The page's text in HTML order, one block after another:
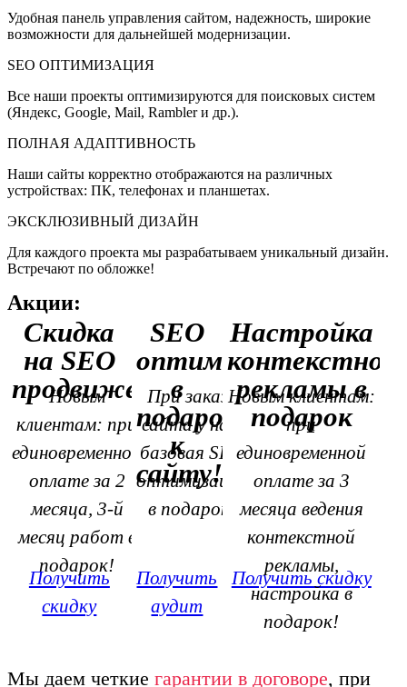
Удобная панель управления сайтом, надежность, широкие
возможности для дальнейшей модернизации.
SEO ОПТИМИЗАЦИЯ
Все наши проекты оптимизируются для поисковых систем
(Яндекс, Google, Mail, Rambler и др.).
ПОЛНАЯ АДАПТИВНОСТЬ
Наши сайты корректно отображаются на различных
устройствах: ПК, телефонах и планшетах.
ЭКСКЛЮЗИВНЫЙ ДИЗАЙН
Для каждого проекта мы разрабатываем уникальный дизайн.
Встречают по обложке!
Акции:
Скидка
на SEO
продвижение
Новым
клиентам: при
единовременной
оплате за 2
месяца, 3-й
месяц работ в
подарок!
Получить
скидку
SEO
оптимизация
в
подарок
к
сайту!
При заказе
сайта у нас,
базовая SEO
оптимизация
в подарок!
Получить
аудит
Настройка
контекстной
рекламы в
подарок
Новым клиентам:
при
единовременной
оплате за 3
месяца ведения
контекстной
рекламы,
настройка в
подарок!
Получить скидку
Мы даем четкие гарантии в договоре, при